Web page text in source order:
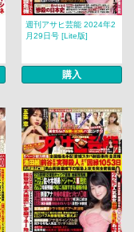
週刊アサヒ芸能 2024年2
月29日号 [Lite版]
購入